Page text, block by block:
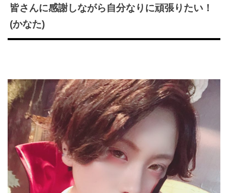
皆さんに感謝しながら自分なりに頑張りたい！
(かなた)